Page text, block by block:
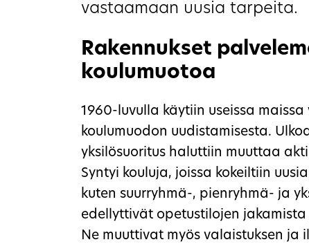
vastaamaan uusia tarpeita.
Rakennukset
koulumuotoa
1960-luvulla käytiin useissa
koulumuodon uudistamisesta.
yksilösuoritus haluttiin muuttaa
Syntyi kouluja, joissa kokeiltiin
kuten suurryhmä-, pienryhmä- ja
edellyttivät opetustilojen
Ne muuttivat myös valaistuksen ja